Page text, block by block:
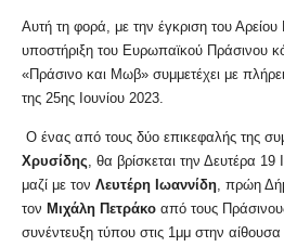
Αυτή τη φορά, με την έγκριση του
υποστήριξη του Ευρωπαϊκού Πράσινου
«Πράσινο και Μωβ» συμμετέχει με
της 25ης Ιουνίου 2023.
Ο ένας από τους δύο επικεφαλής της
Χρυσίδης, θα βρίσκεται την Δευτέρα 19
μαζί με τον Λευτέρη Ιωαννίδη, πρώη
τον Μιχάλη Πετράκο από τους
συνέντευξη τύπου στις 1μμ στην αίθουσα